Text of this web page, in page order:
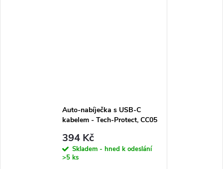
Auto-nabíječka s USB-C
kabelem - Tech-Protect, CC05
394 Kč
Skladem - hned k odeslání
>5 ks